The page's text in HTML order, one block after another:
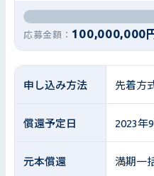
応募金額： 100,000,000
申し込み方法 先着方
償還予定日 2023年
元本償還 満期一